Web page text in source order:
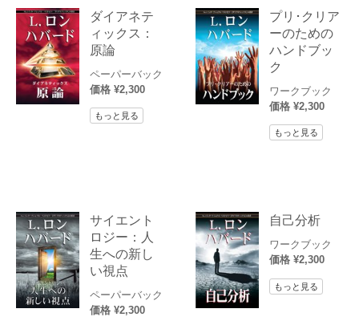
ダイアネテ
ィックス：
原論
ペーパーバック
価格 ¥2,300
もっと見る
プリ･クリア
ーのための
ハンドブッ
ク
ワークブック
価格 ¥2,300
もっと見る
サイエント
ロジー：人
生への新し
い視点
ペーパーバック
価格 ¥2,300
自己分析
ワークブック
価格 ¥2,300
もっと見る